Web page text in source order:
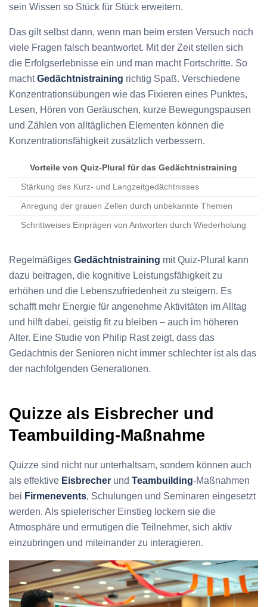
sein Wissen so Stück für Stück erweitern.
Das gilt selbst dann, wenn man beim ersten Versuch noch
viele Fragen falsch beantwortet. Mit der Zeit stellen sich
die Erfolgserlebnisse ein und man macht Fortschritte. So
machtGedächtnistraining richtig Spaß. Verschiedene
Konzentrationsübungen wie das Fixieren eines Punktes,
Lesen, Hören von Geräuschen, kurze Bewegungspausen
und Zählen von alltäglichen Elementen können die
Konzentrationsfähigkeit zusätzlich verbessern.
Vorteile von Quiz-Plural für das Gedächtnistraining
Stärkung des Kurz- und Langzeitgedächtnisses
Anregung der grauen Zellen durch unbekannte Themen
Schrittweises Einprägen von Antworten durch Wiederholung
Regelmäßiges Gedächtnistraining mit Quiz-Plural kann
dazu beitragen, die kognitive Leistungsfähigkeit zu
erhöhen und die Lebenszufriedenheit zu steigern. Es
schafft mehr Energie für angenehme Aktivitäten im Alltag
und hilft dabei, geistig fit zu bleiben – auch im höheren
Alter. Eine Studie von Philip Rast zeigt, dass das
Gedächtnis der Senioren nicht immer schlechter ist als das
der nachfolgenden Generationen.
Quizze als Eisbrecher und
Teambuilding-Maßnahme
Quizze sind nicht nur unterhaltsam, sondern können auch
als effektive Eisbrecher und Teambuilding-Maßnahmen
bei Firmenevents, Schulungen und Seminaren eingesetzt
werden. Als spielerischer Einstieg lockern sie die
Atmosphäre und ermutigen die Teilnehmer, sich aktiv
einzubringen und miteinander zu interagieren.